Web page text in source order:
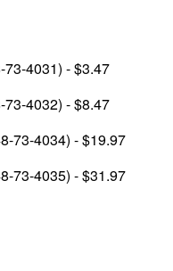
4031) - $3.47
4032) - $8.47
73-4034) - $19.97
73-4035) - $31.97